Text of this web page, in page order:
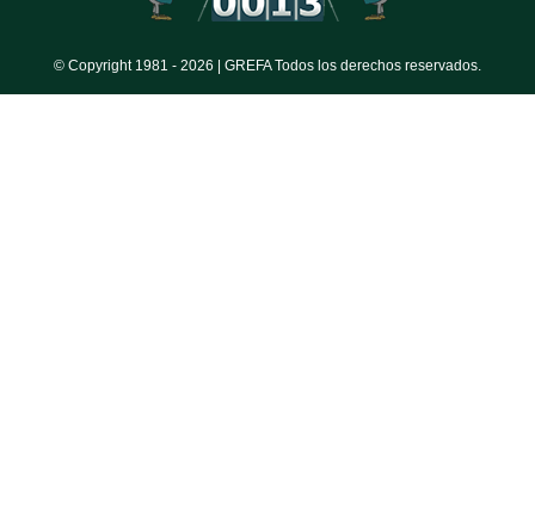
© Copyright 1981 - 2026 | GREFA Todos los derechos reservados.